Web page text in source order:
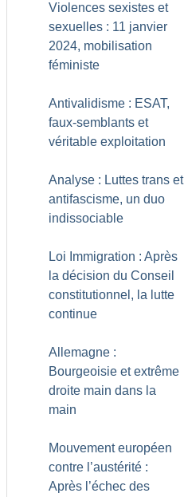
Violences sexistes et
sexuelles : 11 janvier
2024, mobilisation
féministe
Antivalidisme : ESAT,
faux-semblants et
véritable exploitation
Analyse : Luttes trans et
antifascisme, un duo
indissociable
Loi Immigration : Après
la décision du Conseil
constitutionnel, la lutte
continue
Allemagne :
Bourgeoisie et extrême
droite main dans la
main
Mouvement européen
contre l’austérité :
Après l’échec des